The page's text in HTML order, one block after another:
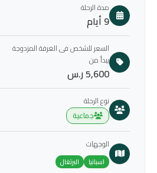
مدة الرحلة
9 أيام
السعر للشخص فى الغرفة المزدوجة
يبدأ من
5,600 ر.س
نوع الرحلة
جماعية
الوجهات
اسبانيا البرتغال